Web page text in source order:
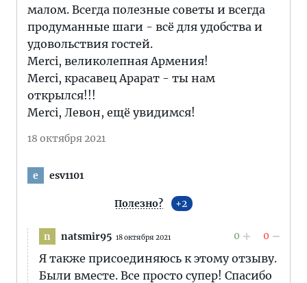
малом. Всегда полезные советы и всегда
продуманные шаги - всё для удобства и
удовольствия гостей.
Merci, великолепная Армения!
Merci, красавец Арарат - ты нам
открылся!!!
Merci, Левон, ещё увидимся!
18 октября 2021
e esv1101
Полезно? 2
n natsmir95 18 октября 2021 0 0
Я также присоединяюсь к этому отзыву.
Были вместе. Все просто супер! Спасибо